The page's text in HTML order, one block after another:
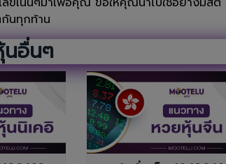
กันทุกท้าน
อื่นๆ